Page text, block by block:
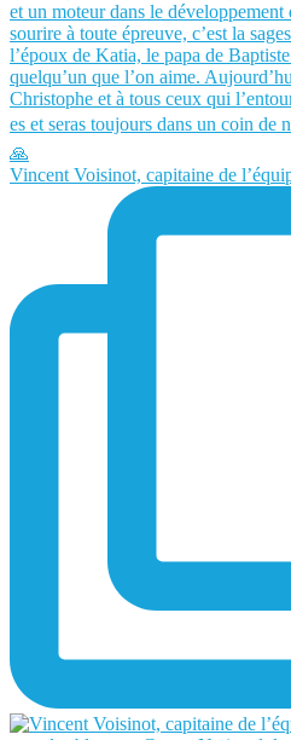
Vincent Voisinot, capitaine de